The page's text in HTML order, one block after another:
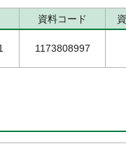
資料コード
1173808997